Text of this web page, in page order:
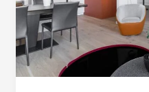
:
conseils
et
astuces